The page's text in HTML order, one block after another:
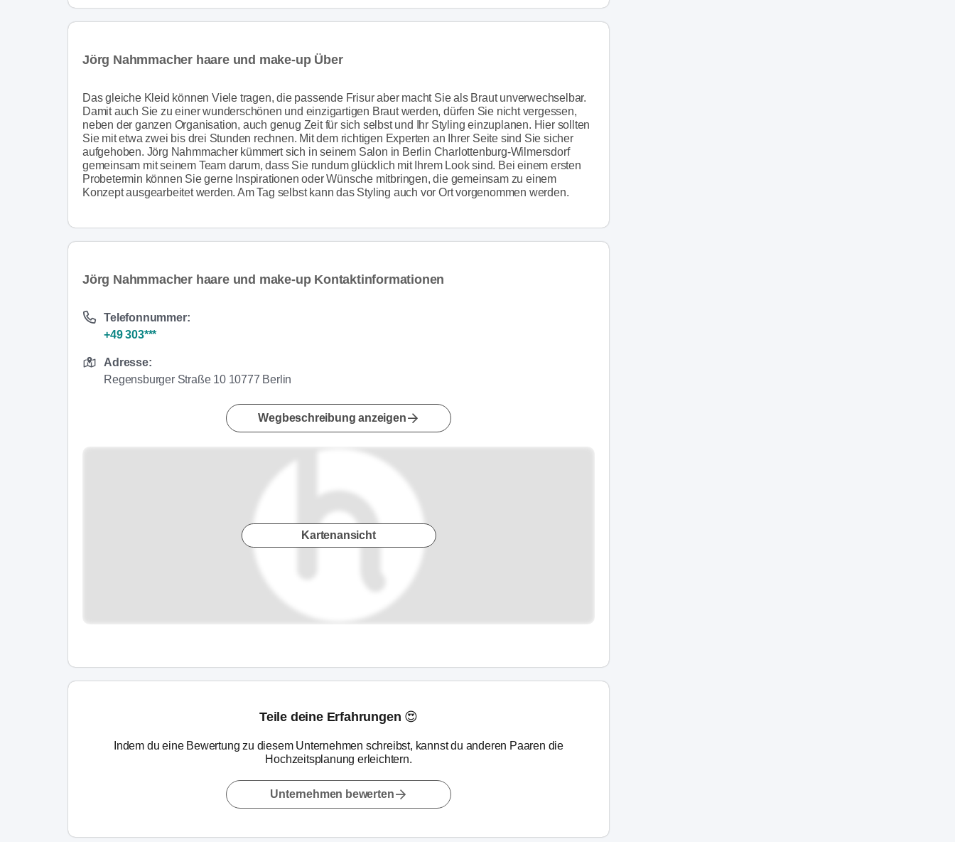
Jörg Nahmmacher haare und make-up Über
Das gleiche Kleid können Viele tragen, die passende Frisur aber macht Sie als Braut unverwechselbar.
Damit auch Sie zu einer wunderschönen und einzigartigen Braut werden, dürfen Sie nicht vergessen,
neben der ganzen Organisation, auch genug Zeit für sich selbst und Ihr Styling einzuplanen. Hier sollten
Sie mit etwa zwei bis drei Stunden rechnen. Mit dem richtigen Experten an Ihrer Seite sind Sie sicher
aufgehoben. Jörg Nahmmacher kümmert sich in seinem Salon in Berlin Charlottenburg-Wilmersdorf
gemeinsam mit seinem Team darum, dass Sie rundum glücklich mit Ihrem Look sind. Bei einem ersten
Probetermin können Sie gerne Inspirationen oder Wünsche mitbringen, die gemeinsam zu einem
Konzept ausgearbeitet werden. Am Tag selbst kann das Styling auch vor Ort vorgenommen werden.
Jörg Nahmmacher haare und make-up Kontaktinformationen
Telefonnummer:
+49 303***
Adresse:
Regensburger Straße 10 10777 Berlin
Wegbeschreibung anzeigen
Kartenansicht
Teile deine Erfahrungen 😍
Indem du eine Bewertung zu diesem Unternehmen schreibst, kannst du anderen Paaren die
Hochzeitsplanung erleichtern.
Unternehmen bewerten